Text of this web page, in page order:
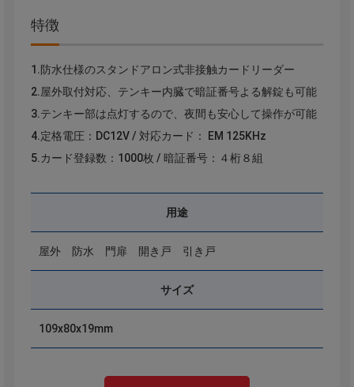
特徴
1.防水仕様のスタンドアロン式非接触カードリーダー
2.屋外取付対応、テンキー内臓で暗証番号よる解錠も可能
3.テンキー部は点灯するので、夜間も安心して操作が可能
4.定格電圧：DC12V / 対応カード： EM 125KHz
5.カード登録数：1000枚 / 暗証番号：４桁８組
用途
屋外 防水 門扉 開き戸 引き戸
サイズ
109x80x19mm